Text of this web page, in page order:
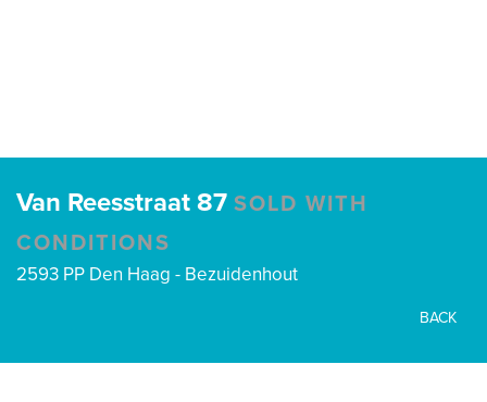
Van Reesstraat 87 SOLD WITH
CONDITIONS
2593 PP Den Haag - Bezuidenhout
BACK